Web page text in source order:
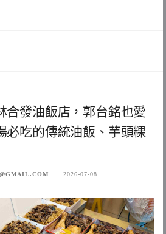
合發油飯店，郭台銘也愛
必吃的傳統油飯、芋頭粿
2026-07-08